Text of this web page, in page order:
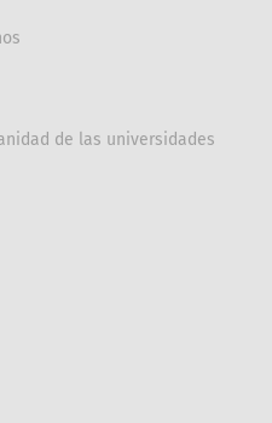
de las universidades